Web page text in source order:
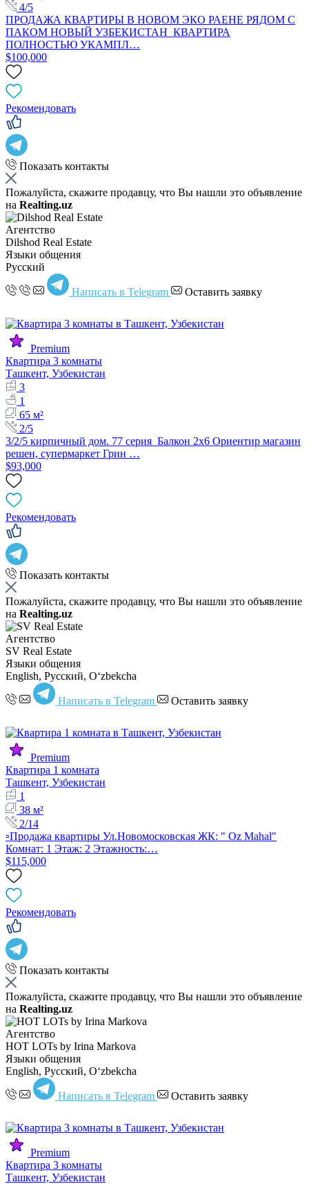
4/5
ПРОДАЖА КВАРТИРЫ В НОВОМ ЭКО РАЕНЕ РЯДОМ С
ПАКОМ НОВЫЙ УЗБЕКИСТАН КВАРТИРА
ПОЛНОСТЬЮ УКАМПЛ…
$100,000
Рекомендовать
Показать контакты
Пожалуйста, скажите продавцу, что Вы нашли это объявление
на Realting.uz
Агентство
Dilshod Real Estate
Языки общения
Русский
Написать в Telegram Оставить заявку
Premium
Квартира 3 комнаты
Ташкент, Узбекистан
3
1
65 м²
2/5
3/2/5 кирпичный дом. 77 серия Балкон 2х6 Ориентир магазин
решен, супермаркет Грин …
$93,000
Рекомендовать
Показать контакты
Пожалуйста, скажите продавцу, что Вы нашли это объявление
на Realting.uz
Агентство
SV Real Estate
Языки общения
English, Русский, Oʻzbekcha
Написать в Telegram Оставить заявку
Premium
Квартира 1 комната
Ташкент, Узбекистан
1
38 м²
2/14
▫️Продажа квартиры Ул.Новомосковская ЖК: " Oz Mahal"
Комнат: 1 Этаж: 2 Этажность:…
$115,000
Рекомендовать
Показать контакты
Пожалуйста, скажите продавцу, что Вы нашли это объявление
на Realting.uz
Агентство
HOT LOTs by Irina Markova
Языки общения
English, Русский, Oʻzbekcha
Написать в Telegram Оставить заявку
Premium
Квартира 3 комнаты
Ташкент, Узбекистан